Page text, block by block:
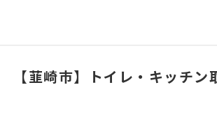
【韮崎市】トイレ・キッチ